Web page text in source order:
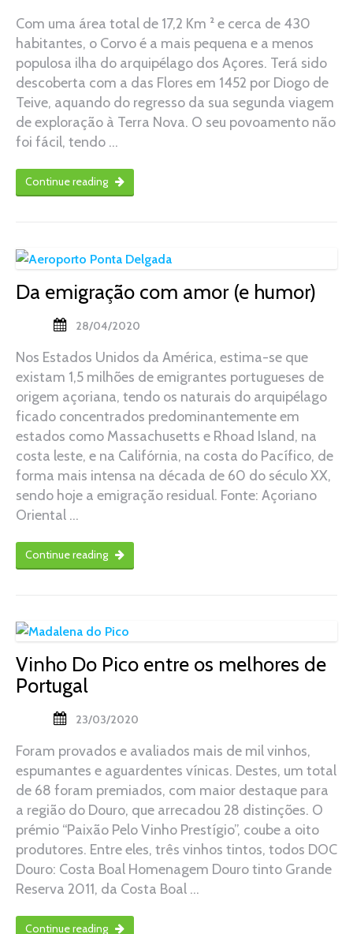
Com uma área total de 17,2 Km ² e cerca de 430
habitantes, o Corvo é a mais pequena e a menos
populosa ilha do arquipélago dos Açores. Terá sido
descoberta com a das Flores em 1452 por Diogo de
Teive, aquando do regresso da sua segunda viagem
de exploração à Terra Nova. O seu povoamento não
foi fácil, tendo …
Continue reading
Da emigração com amor (e humor)
28/04/2020
Nos Estados Unidos da América, estima-se que
existam 1,5 milhões de emigrantes portugueses de
origem açoriana, tendo os naturais do arquipélago
ficado concentrados predominantemente em
estados como Massachusetts e Rhoad Island, na
costa leste, e na Califórnia, na costa do Pacífico, de
forma mais intensa na década de 60 do século XX,
sendo hoje a emigração residual. Fonte: Açoriano
Oriental …
Continue reading
Vinho Do Pico entre os melhores de
Portugal
23/03/2020
Foram provados e avaliados mais de mil vinhos,
espumantes e aguardentes vínicas. Destes, um total
de 68 foram premiados, com maior destaque para
a região do Douro, que arrecadou 28 distinções. O
prémio “Paixão Pelo Vinho Prestígio”, coube a oito
produtores. Entre eles, três vinhos tintos, todos DOC
Douro: Costa Boal Homenagem Douro tinto Grande
Reserva 2011, da Costa Boal …
Continue reading